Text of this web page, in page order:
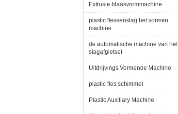
Extrusie blaasvormmachine
plastic flessenslag het vormen
machine
de automatische machine van het
slagafgietsel
Uitdrijvings Vormende Machine
plastic fles schimmel
Plastic Auxiliary Machine